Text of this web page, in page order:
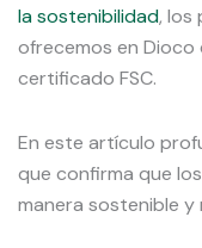
la sostenibilidad, los
ofrecemos en
certificado FSC.
En este artículo
que confirma que
manera sostenible